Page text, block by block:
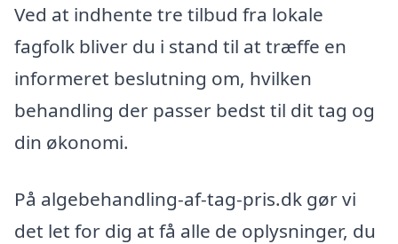
Ved at indhente tre tilbud fra lokale
fagfolk bliver du i stand til at træffe en
informeret beslutning om, hvilken
behandling der passer bedst til dit tag og
din økonomi.
På algebehandling-af-tag-pris.dk gør vi
det let for dig at få alle de oplysninger, du